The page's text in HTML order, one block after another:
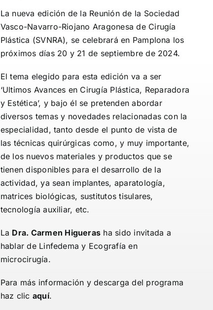
La nueva edición de la Reunión de la Sociedad
Vasco-Navarro-Riojano Aragonesa de Cirugía
Plástica (SVNRA), se celebrará en Pamplona los
próximos días 20 y 21 de septiembre de 2024.
El tema elegido para esta edición va a ser
‘Ultimos Avances en Cirugía Plástica, Reparadora
y Estética’, y bajo él se pretenden abordar
diversos temas y novedades relacionadas con la
especialidad, tanto desde el punto de vista de
las técnicas quirúrgicas como, y muy importante,
de los nuevos materiales y productos que se
tienen disponibles para el desarrollo de la
actividad, ya sean implantes, aparatología,
matrices biológicas, sustitutos tisulares,
tecnología auxiliar, etc.
La Dra. Carmen Higueras ha sido invitada a
hablar de Linfedema y Ecografía en
microcirugía.
Para más información y descarga del programa
haz clic aquí.